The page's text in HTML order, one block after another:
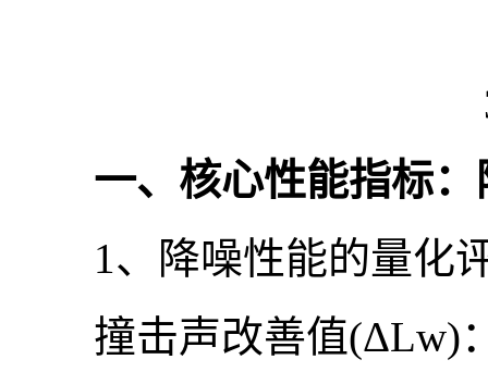
一、核心性能指标：
1、降噪性能的量化
撞击声改善值(ΔLw)：